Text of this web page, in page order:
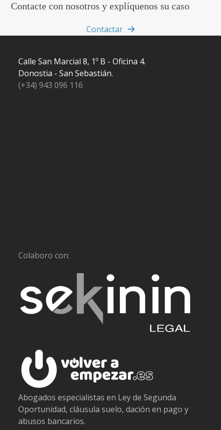
Contacte con nosotros y explíquenos su caso
Contactar
Calle San Marcial 8, 1º B - Oficina 4.
Donostia - San Sebastián.
(+34) 943 096 116
Colaboro con:
Abogados especialistas en Ley de Segunda
Oportunidad, cláusula suelo, dación en pago y
abusos bancarios.